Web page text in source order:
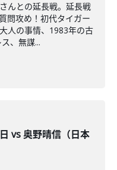
んとの延長戦。延長戦
問攻め！初代タイガー
人の事情、1983年の古
、無謀...
vs 奥野晴信（日本